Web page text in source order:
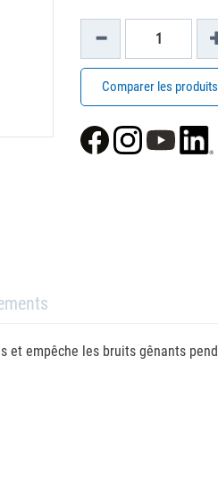
Comparer les produits
empêche les bruits gênants